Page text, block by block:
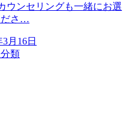
ウンセリングも一緒にお選
ださ…
3月16日
類